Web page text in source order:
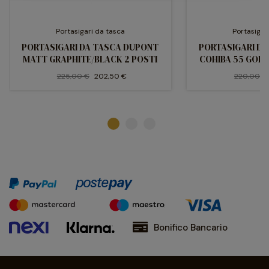
Portasigari da tasca
PORTASIGARI DA TASCA DUPONT
MATT GRAPHITE/BLACK 2 POSTI
225,00 € 202,50 €
PORTASIGARI
COHIBA 55
220,00 €
Bonifico Bancario